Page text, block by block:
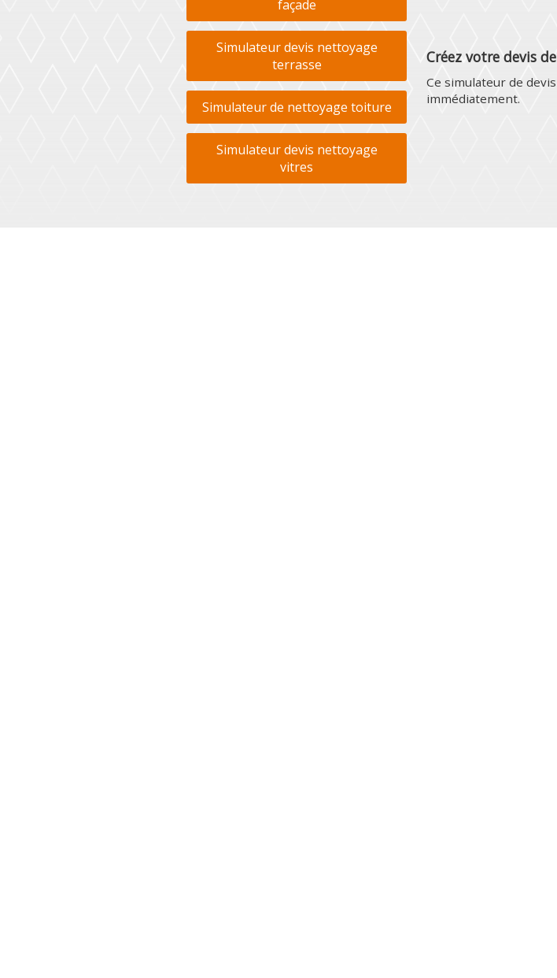
façade
Simulateur devis nettoyage
terrasse
Simulateur de nettoyage toiture
Simulateur devis nettoyage
vitres
Créez votre devis de
Ce simulateur de devis
immédiatement.